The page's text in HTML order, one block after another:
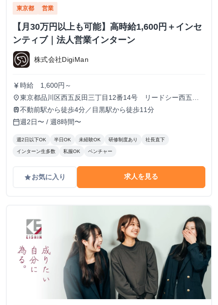
東京都 営業
【月30万円以上も可能】高時給1,600円＋インセ
ンティブ｜法人営業インターン
株式会社DigiMan
currency_yen 時給 1,600円～
place東京都品川区西五反田三丁目12番14号 リードシー西五反
田ビル7-8階（受付8階）
train不動前駅から徒歩4分／目黒駅から徒歩11分
calendar_today週2日〜 / 週8時間〜
週2日以下OK 半日OK 未経験OK 研修制度あり 社長直下
インターン生多数 私服OK ベンチャー
gradeお気に入り 求人を見る